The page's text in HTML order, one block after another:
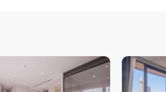
RHYTHM Ekkamai Estate (ริธึ่ม เอกมัย เอสเตท)
คอนโดใหม่บนทำเลศักยภาพ  ใกล้ทองหล่อซอย 10
เพียง 180 ม. และ ใกล้รถไฟฟ้า BTS เอกมัย รายล้อม
ไปด้วย ห้างสรรพสินค้าขนาดใหญ่ เช่น  Donki
วิช ซิกเนเจอร์ 2 มิดทาวน์ สยาม (7
Wish Signature II Midtown Siam  (วิช ซิก